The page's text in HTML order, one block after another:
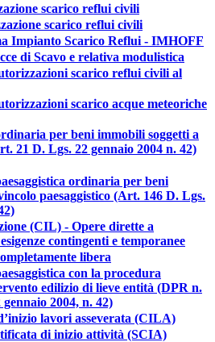
scarico reflui civili
scarico reflui civili
Impianto Scarico Reflui - IMHOFF
di Scavo e relativa modulistica
scarico reflui civili al
scarico acque meteoriche
per beni immobili soggetti a
21 D. Lgs. 22 gennaio 2004 n. 42)
ordinaria per beni
paesaggistico (Art. 146 D. Lgs.
(CIL) - Opere dirette a
contingenti e temporanee
libera
con la procedura
edilizio di lieve entità (DPR n.
2004, n. 42)
lavori asseverata (CILA)
di inizio attività (SCIA)